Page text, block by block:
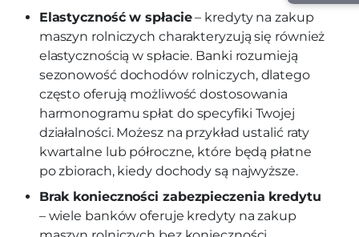
Elastyczność w spłacie– kredyty na zakup
maszyn rolniczych charakteryzują się również
elastycznością w spłacie. Banki rozumieją
sezonowość dochodów rolniczych, dlatego
często oferują możliwość dostosowania
harmonogramu spłat do specyfiki Twojej
działalności. Możesz na przykład ustalić raty
kwartalne lub półroczne, które będą płatne
po zbiorach, kiedy dochody są najwyższe.
Brak konieczności zabezpieczenia kredytu
– wiele banków oferuje kredyty na zakup